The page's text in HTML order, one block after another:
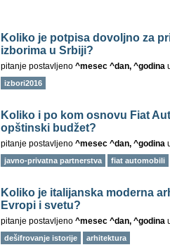
Koliko je potpisa dovoljno za
izborima u Srbiji?
pitanje postavljeno ^mesec ^dan, ^godina
izbori2016
Koliko i po kom osnovu Fiat
opštinski budžet?
pitanje postavljeno ^mesec ^dan, ^godina
javno-privatna partnerstva fiat automobili
Koliko je italijanska moderna
Evropi i svetu?
pitanje postavljeno ^mesec ^dan, ^godina
dešifrovanje istorije arhitektura